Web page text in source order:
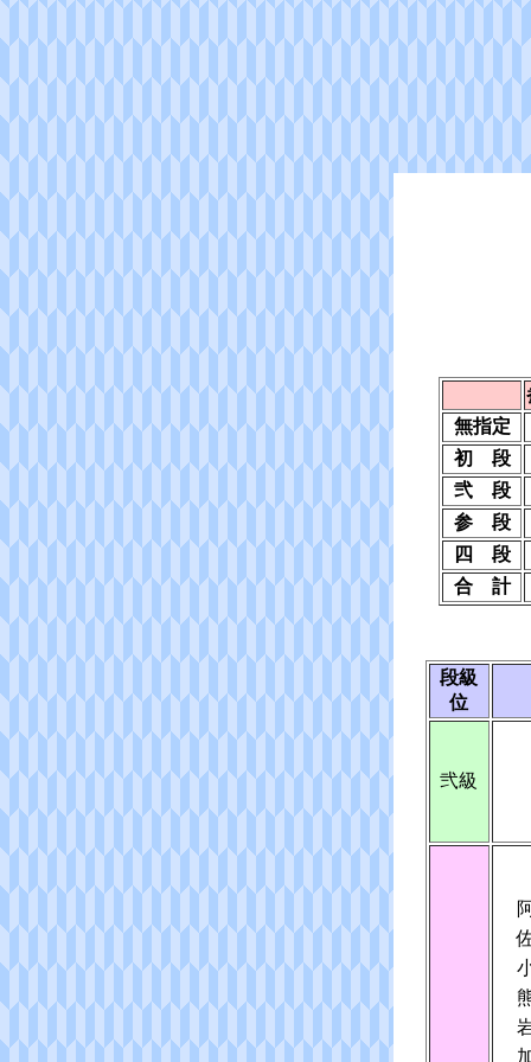
無指定
初 段
弐 段
参 段
四 段
合 計
段級
位
弐級